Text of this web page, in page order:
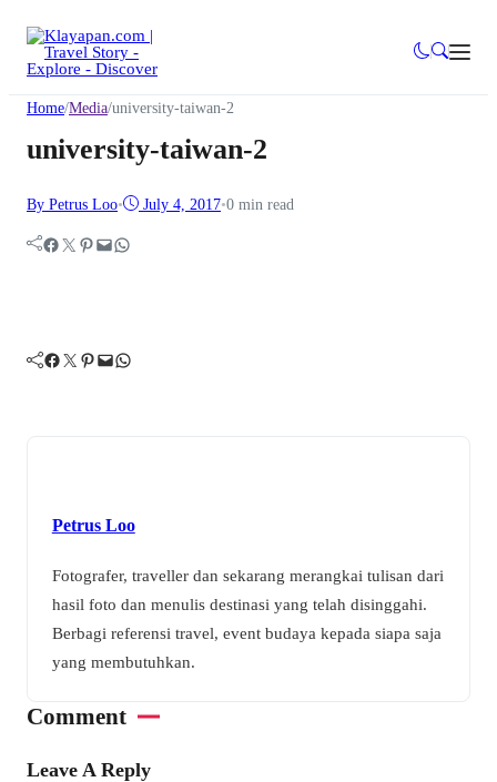
Home/Media/university-taiwan-2
university-taiwan-2
By Petrus Loo• July 4, 2017•0 min read
Facebook Twitter Pinterest Mail WhatsApp
Facebook Twitter Pinterest Mail WhatsApp
Petrus Loo
Fotografer, traveller dan sekarang merangkai tulisan dari
hasil foto dan menulis destinasi yang telah disinggahi.
Berbagi referensi travel, event budaya kepada siapa saja
yang membutuhkan.
Comment
Leave A Reply